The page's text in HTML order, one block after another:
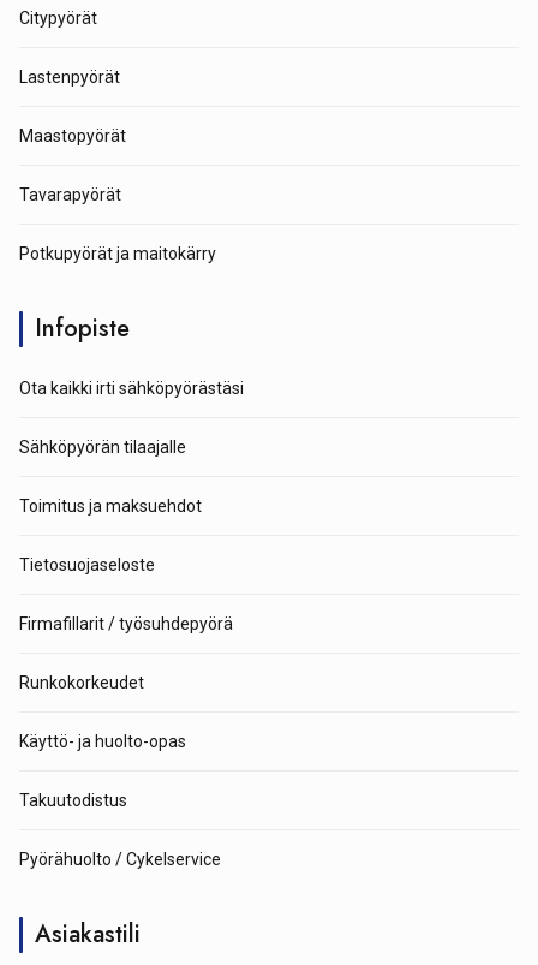
Citypyörät
Lastenpyörät
Maastopyörät
Tavarapyörät
Potkupyörät ja maitokärry
Infopiste
Ota kaikki irti sähköpyörästäsi
Sähköpyörän tilaajalle
Toimitus ja maksuehdot
Tietosuojaseloste
Firmafillarit / työsuhdepyörä
Runkokorkeudet
Käyttö- ja huolto-opas
Takuutodistus
Pyörähuolto / Cykelservice
Asiakastili